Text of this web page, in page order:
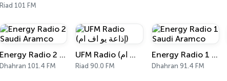
Riad 101 FM
Energy Radio 2 Saudi Aramco
Dhahran 101.4 FM
UFM Radio (إذاعة يو اف ام)
Riad 90.0 FM
Energy Radio 1 Saudi Aramco
Dhahran 91.4 FM